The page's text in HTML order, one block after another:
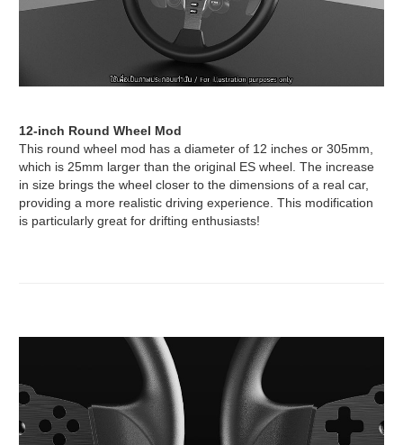
12-inch Round Wheel Mod
This round wheel mod has a diameter of 12 inches or 305mm,
which is 25mm larger than the original ES wheel. The increase
in size brings the wheel closer to the dimensions of a real car,
providing a more realistic driving experience. This modification
is particularly great for drifting enthusiasts!